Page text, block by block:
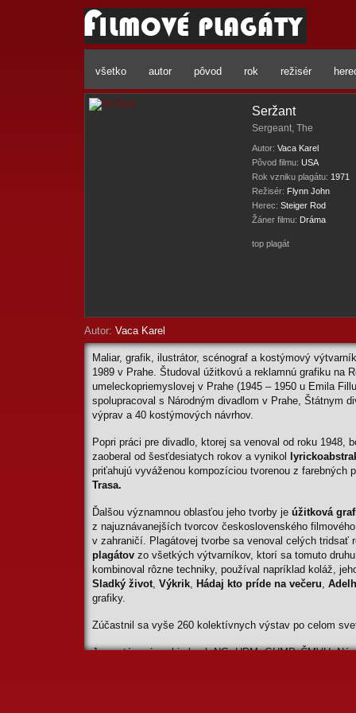
všetko autor pôvod rok režisér
Seržant
Sergeant, The
Autor: Vaca Karel
Pôvod filmu: USA
Rok vzniku plagátu: 1971
Režisér: Flynn John
Herec: Steiger Rod
Žáner filmu: Dráma
top plagát
Autor: Vaca Karel
Maliar, grafik, ilustrátor, scénograf a kostýmový
1989 v Prahe. Študoval úžitkovú a reklamnú grafiku na
umeleckopriemyslovej v Prahe (1945 – 1950 u Emila
spolupracoval s Národným divadlom v Prahe, Štátnym
výprav a 40 kostýmových návrhov.
Popri práci pre divadlo, ktorej sa venoval od roku 1948,
zaoberal od šesťdesiatych rokov a vynikol
priťahujú vyváženou kompozíciou tvorenou z farebných
Trasa.
Ďalšou významnou oblasťou jeho tvorby je úžitková
z najuznávanejších tvorcov československého
v zahraničí. Plagátovej tvorbe sa venoval celých
plagátov zo všetkých výtvarníkov, ktorí sa tomuto
kombinoval rôzne techniky, používal napríklad koláž,
Sladký život, Výkrik, Hádaj kto príde na večeru,
grafiky.
Zúčastnil sa vyše 260 kolektívnych výstav po celom
Je zastúpený v zbierkach NG, UPM, GHMP, ČMVU,